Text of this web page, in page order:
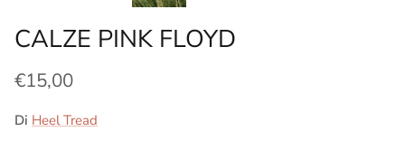
CALZE PINK FLOYD
€15,00
Di Heel Tread